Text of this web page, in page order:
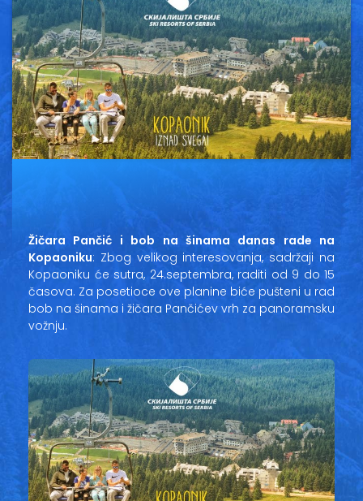
Vesti
Oglasi
Galerija
Copyright© 2020
Žičara Pančić i bob na šinama danas rade na
Kopaoniku: Zbog velikog interesovanja, sadržaji na
Kopaoniku će sutra, 24.septembra, raditi od 9 do 15
časova. Za posetioce ove planine biće pušteni u rad
bob na šinama i žičara Pančićev vrh za panoramsku
vožnju.